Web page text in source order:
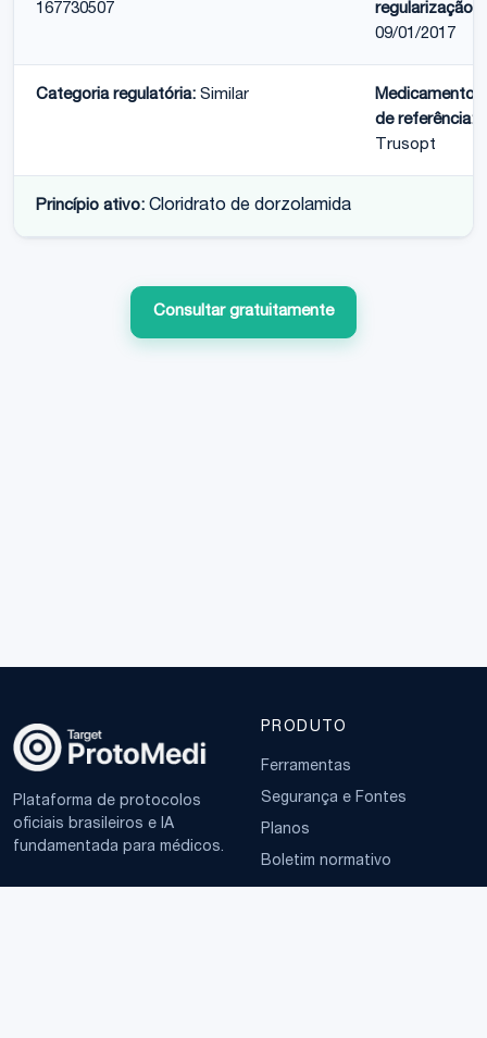
167730507
regularização:
09/01/2017
Categoria regulatória: Similar
Medicamento
de referência:
Trusopt
Princípio ativo: Cloridrato de dorzolamida
Consultar gratuitamente
Plataforma de protocolos
oficiais brasileiros e IA
fundamentada para médicos.
PRODUTO
Ferramentas
Segurança e Fontes
Planos
Boletim normativo